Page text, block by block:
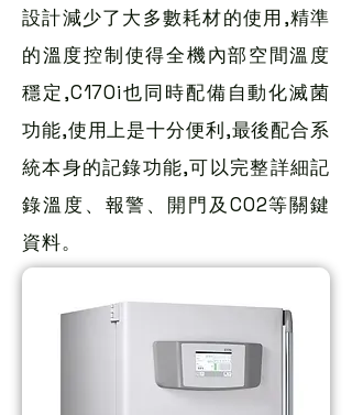
設計減少了大多數耗材的使用,精準
的溫度控制使得全機內部空間溫度
穩定,C170i也同時配備自動化滅菌
功能,使用上是十分便利,最後配合系
統本身的記錄功能,可以完整詳細記
錄溫度、報警、開門及CO2等關鍵
資料。